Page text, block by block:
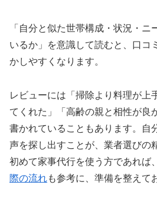
「自分と似た世帯構成・状況・ニ
いるか」を意識して読むと、口コ
かしやすくなります。
レビューには「掃除より料理が上
てくれた」「高齢の親と相性が良
書かれていることもあります。自
声を探し出すことが、業者選びの
初めて家事代行を使う方であれば、
際の流れも参考に、準備を整えて